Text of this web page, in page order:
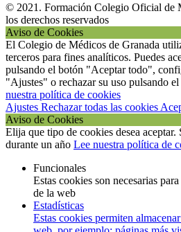
© 2021. Formación Colegio Oficial de
los derechos reservados
Aviso de Cookies
El Colegio de Médicos de Granada
terceros para fines analíticos. Puedes
pulsando el botón "Aceptar todo",
"Ajustes" o rechazar su uso pulsando
nuestra política de cookies
Ajustes Rechazar todas las cookies
Aviso de Cookies
Elija que tipo de cookies desea aceptar.
durante un año Lee nuestra política de
Funcionales
Estas cookies son necesarias
de la web
Estadísticas
Estas cookies permiten